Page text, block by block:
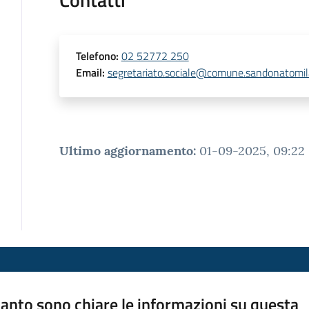
Telefono: 02 52772 250
Email:
Ultimo aggiornamento: 01-09-2025, 09:22
sono chiare le informazioni su questa